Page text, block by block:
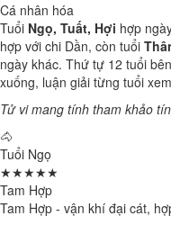
Cá nhân hóa
Tuổi Ngọ, Tuất, Hợi hợp
hợp với chi Dần, còn tuổi
ngày khác. Thứ tự 12 tuổi
xuống, luận giải từng tuổi
Tử vi mang tính tham khảo
🐴
Tuổi Ngọ
★★★★★
Tam Hợp
Tam Hợp - vận khí đại cát,